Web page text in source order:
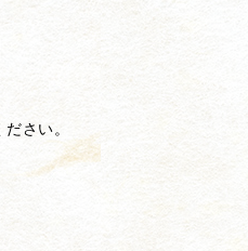
さい。